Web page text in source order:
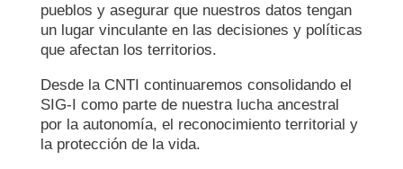
pueblos y asegurar que nuestros datos tengan
un lugar vinculante en las decisiones y políticas
que afectan los territorios.
Desde la CNTI continuaremos consolidando el
SIG-I como parte de nuestra lucha ancestral
por la autonomía, el reconocimiento territorial y
la protección de la vida.